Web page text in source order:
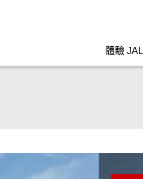
體驗 JAL